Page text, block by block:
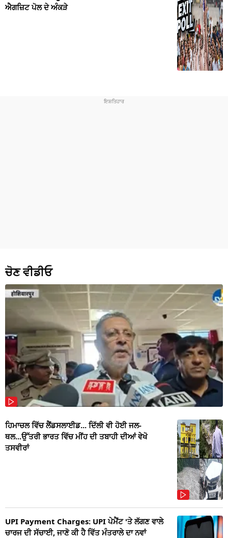
ਐਗਜ਼ਿਟ ਪੋਲ ਦੇ ਅੰਕੜੇ
ਚੋਣ ਵੀਡੀਓ
ਹਿਮਾਚਲ ਵਿੱਚ ਲੈਂਡਸਲਾਈਡ... ਦਿੱਲੀ ਵੀ ਹੋਈ ਜਲ-
ਥਲ...ਉੱਤਰੀ ਭਾਰਤ ਵਿੱਚ ਮੀਂਹ ਦੀ ਤਬਾਹੀ ਦੀਆਂ ਵੇਖੋ
ਤਸਵੀਰਾਂ
UPI Payment Charges: UPI ਪੇਮੈਂਟ 'ਤੇ ਲੱਗਣ ਵਾਲੇ
ਚਾਰਜ ਦੀ ਸੱਚਾਈ, ਜਾਣੋ ਕੀ ਹੈ ਵਿੱਤ ਮੰਤਰਾਲੇ ਦਾ ਨਵਾਂ